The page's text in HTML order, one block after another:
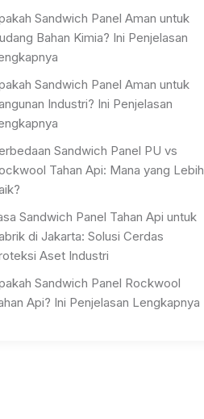
Sandwich Panel Aman untuk
Bahan Kimia? Ini Penjelasan
Sandwich Panel Aman untuk
Industri? Ini Penjelasan
Sandwich Panel PU vs
Tahan Api: Mana yang Lebih
Sandwich Panel Tahan Api untuk
di Jakarta: Solusi Cerdas
Aset Industri
Sandwich Panel Rockwool
Api? Ini Penjelasan Lengkapnya